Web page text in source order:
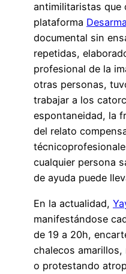
antimilitaristas que
plataforma
documental sin
repetidas,
profesional de la
otras personas,
trabajar a los
espontaneidad, la
del relato
cualquier persona
de ayuda puede
En la actualidad,
manifestándose
de 19 a 20h,
chalecos
o protestando